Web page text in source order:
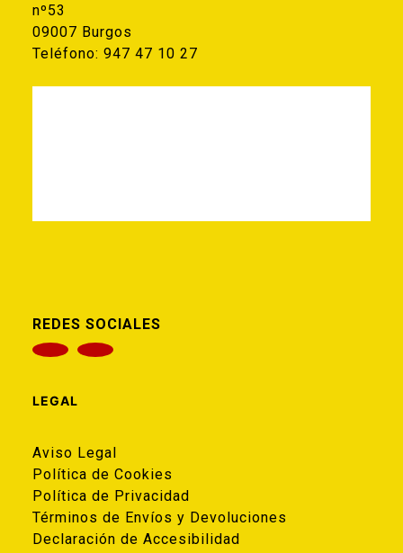
nº53
09007 Burgos
Teléfono: 947 47 10 27
REDES SOCIALES
LEGAL
Aviso Legal
Política de Cookies
Política de Privacidad
Términos de Envíos y Devoluciones
Declaración de Accesibilidad